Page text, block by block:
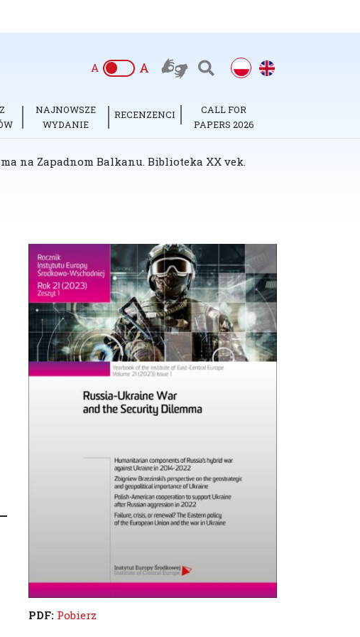
A A
NAJNOWSZE
WYDANIE
RECENZENCI
CALL FOR
PAPERS 2026
na Zapadnom Balkanu. Biblioteka XX vek.
PDF: Pobierz